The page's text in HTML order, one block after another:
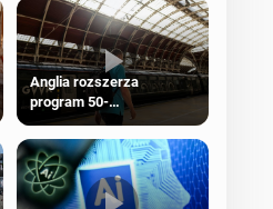
Anglia rozszerza
program 50-
procentowych zniżek
kolejowych na 18-latków